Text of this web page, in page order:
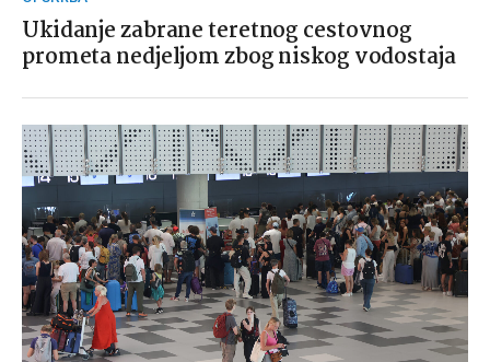
Ukidanje zabrane teretnog cestovnog
prometa nedjeljom zbog niskog vodostaja